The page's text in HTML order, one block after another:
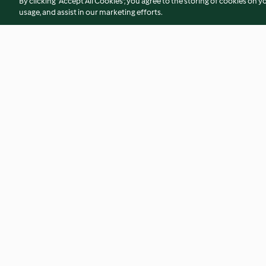
usage, and assist in our marketing efforts.